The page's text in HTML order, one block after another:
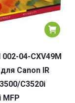
04-CXV49M
Canon IR
C3520i
MFP